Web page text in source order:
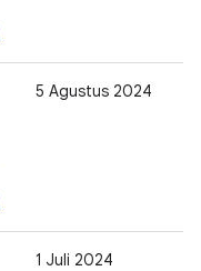
5 Agustus 2024
1 Juli 2024